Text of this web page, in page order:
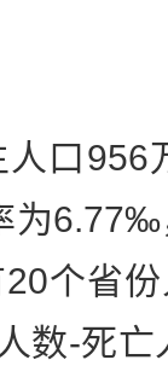
口956
为
个省
数-死